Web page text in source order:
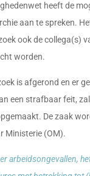
heeft de
aan te spreken.
ook de collega(s)
worden.
is afgerond en er
een strafbaar feit,
De zaak
Ministerie (OM).
arbeidsongevallen,